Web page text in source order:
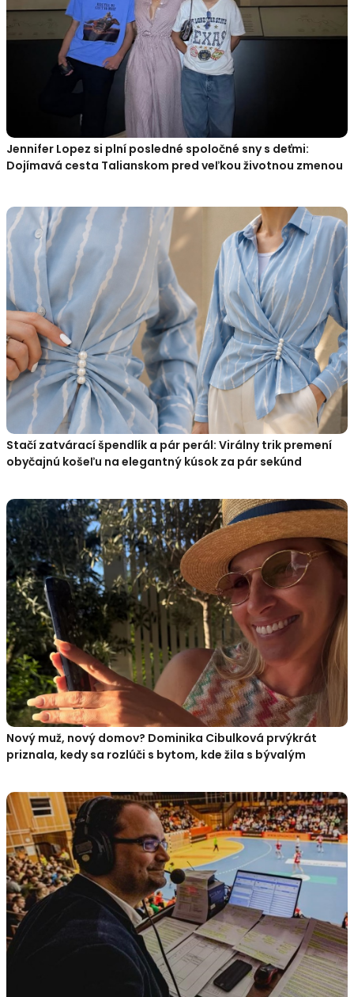
Jennifer Lopez si plní posledné spoločné sny s deťmi:
Dojímavá cesta Talianskom pred veľkou životnou zmenou
Stačí zatvárací špendlík a pár perál: Virálny trik premení
obyčajnú košeľu na elegantný kúsok za pár sekúnd
Nový muž, nový domov? Dominika Cibulková prvýkrát
priznala, kedy sa rozlúči s bytom, kde žila s bývalým